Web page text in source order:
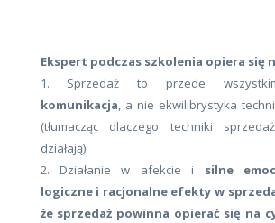
Ekspert podczas szkolenia opiera się
1. Sprzedaż to przede
komunikacja, a nie ekwilibrystyka
(tłumacząc dlaczego techniki
działają).
2. Działanie w afekcie i silne
logiczne i racjonalne efekty w
że sprzedaż powinna opierać się na